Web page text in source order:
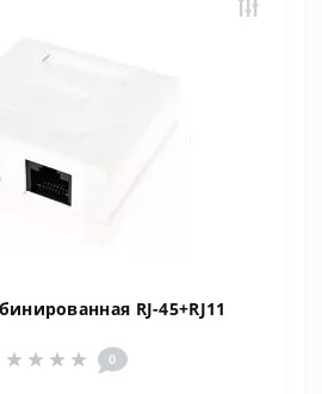
RJ-45+RJ11
0